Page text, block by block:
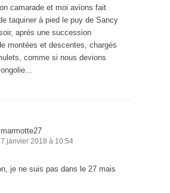
camarade et moi avions fait
taquiner à pied le puy de Sancy
après une succession
montées et descentes, chargés
comme si nous devions
marmotte27
7 janvier 2018 à 10:54
je ne suis pas dans le 27 mais